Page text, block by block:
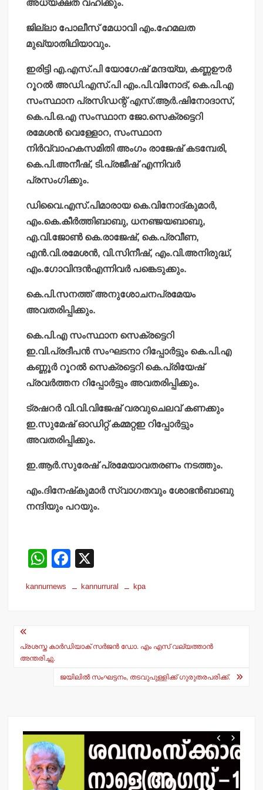
അധ്യക്ഷത വഹിക്കും.
ജില്ലാ പോലീസ് മേധാവി എം.ഹേമലത
മുഖ്യാതിഥിയാവും.
ഇരിട്ടി എ.എസ്.പി യോഗേഷ് മന്ദയ്യ, കണ്ണഊര്‍
റൂറല്‍ അഡി.എസ്.പി എം.പി.വിനോദ്, കെ.പി.എ
സംസ്ഥാന പ്രസിഡന്റ് എസ്.ആര്‍.ഷിനോദാസ്,
കെ.പി.ഒ.എ സംസ്ഥാന ജോ.സെക്രട്ടെറി
രമേശന്‍ വെള്ളോറ, സംസ്ഥാന
നിര്‍വ്വാഹകസമിതി അംഗം രാജേഷ് കടമ്പേരി,
കെ.പി.അനീഷ്, ടി.പ്രജീഷ് എന്നിവര്‍
പ്രസംഗിക്കും.
ഡിവൈ.എസ്.പിമാരായ കെ.വിനോദ്കുമാര്‍,
എം.കെ.കീര്‍ത്തിബാബു, ധനഞ്ജയബാബു,
എ.വി.ജോണ്‍ കെ.രാജേഷ്, കെ.പ്രവീണ,
എന്‍.വി.രമേശന്‍, വി.സിനീഷ്, എം.വി.അനിരുദ്ധ്,
എം.ഗോവിന്ദന്‍എന്നിവര്‍ പങ്കെടുക്കും.
കെ.പി.സനത്ത് അനുശോചനപ്രമേയം
അവതരിപ്പിക്കും.
കെ.പി.എ സംസ്ഥാന സെക്രട്ടെറി
ഇ.വി.പ്രദീപന്‍ സംഘടനാ റിപ്പോര്‍ട്ടും കെ.പി.എ
കണ്ണൂര്‍ റൂറല്‍ സെക്രട്ടെറി കെ.പ്രിയേഷ്
പ്രവര്‍ത്തന റിപ്പോര്‍ട്ടും അവതരിപ്പിക്കും.
ട്രഷറര്‍ വി.വി.വിജേഷ് വരവുചെലവ് കണക്കും
ഇ.സുമേഷ് ഓഡിറ്റ് കമ്മറ്റഇ റിപ്പോര്‍ട്ടും
അവതരിപ്പിക്കും.
ഇ.ആര്‍.സുരേഷ് പ്രമേയാവതരണം നടത്തും.
എം.ദിനേഷ്‌കുമാര്‍ സ്വാഗതവും ശോഭന്‍ബാബു
നന്ദിയും പറയും.
W
at
p
F
c
o
o
kannurnews kannurrural kpa
Post
navigation
പ്രശസ്ത കാര്‍ഡിയാക് സര്‍ജന്‍ ഡോ. എം എസ് വല്യത്താന്‍
അന്തരിച്ചു.
ജയിലില്‍ സംഘട്ടനം, തടവുപുള്ളിക്ക് ഗുരുതരപരിക്ക്.